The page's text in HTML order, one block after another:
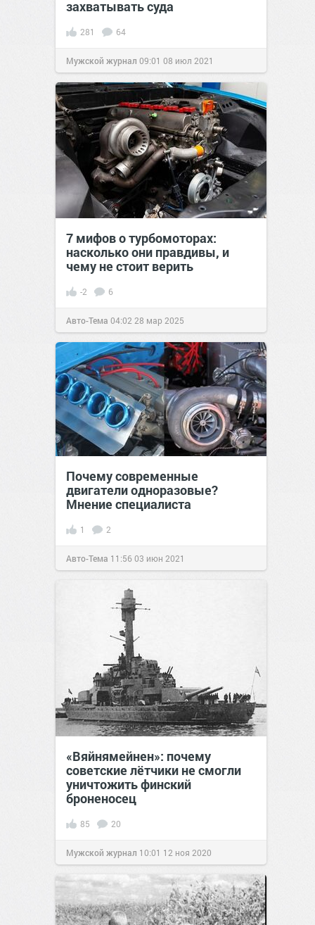
захватывать суда
281 64
Мужской журнал 09:01 08 июл 2021
7 мифов о турбомоторах:
насколько они правдивы, и
чему не стоит верить
-2 6
Авто-Тема 04:02 28 мар 2025
Почему современные
двигатели одноразовые?
Мнение специалиста
1 2
Авто-Тема 11:5603 июн 2021
«Вяйнямейнен»: почему
советские лётчики не смогли
уничтожить финский
броненосец
85 20
Мужской журнал 10:01 12 ноя 2020